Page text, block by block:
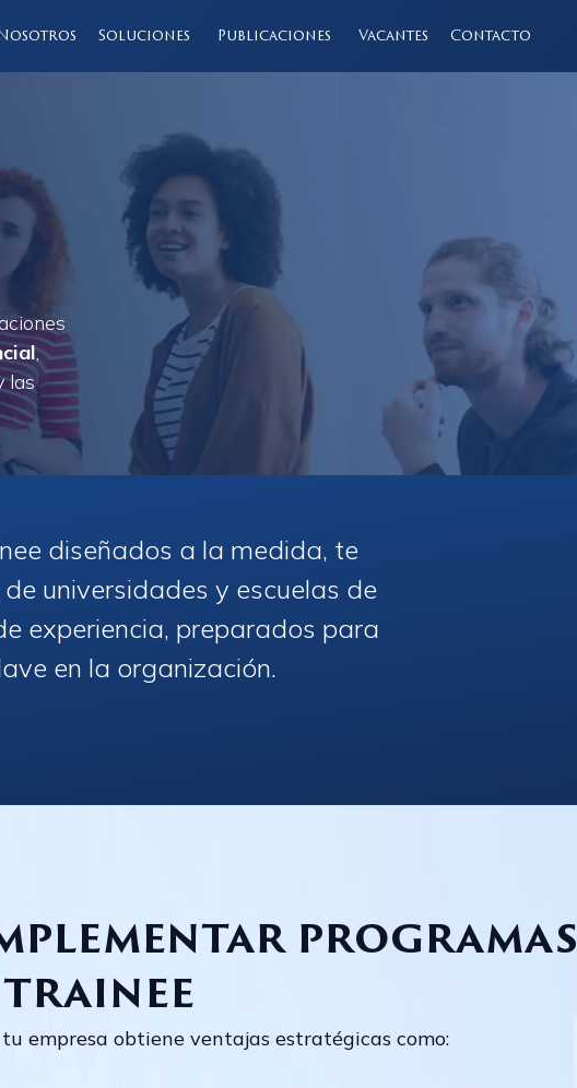
Nosotros Soluciones Publicaciones Vacantes Contacto
,
las
diseñados a la medida, te
universidades y escuelas de
experiencia, preparados para
en la organización.
programas
trainee
empresa obtiene ventajas estratégicas como: